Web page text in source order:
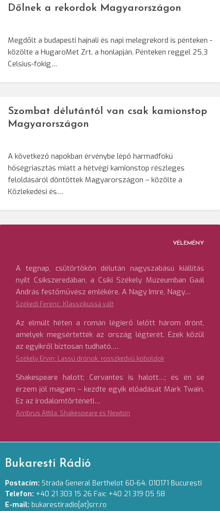
Dőlnek a rekordok Magyarországon
Megdõlt a budapesti hajnali és napi melegrekord is pénteken -
közölte a HugaroMet Zrt. a honlapján. Pénteken reggel 25,3
Celsius-fokig…
Szombat délutántól van csak kamionstop
Magyarországon
A következő napokban érvénybe lépő harmadfokú
hőségriasztás miatt a hétvégi kamionstop részleges
feloldásáról döntöttek Magyarországon – közölte a
Közlekedési és…
VÉLEMÉNY
A tegnap, csütörtökön délután nagyszabású kiállítás
nyílt Csíkszeredában, a Csíki Székely Múzeumban Gaál
András festőművész emlékére. A Nagy Imre, Nagy…
Székedi Ferenc: Klasszikussá vált
Az elmúlt héten a román légierő lelőtt három drónt,
amelyek megsértették az ország légterét. Ezek közül
az egyikről biztosan tudható,…
Székely Ervin: Lassú drónok, rosszkedvű koboldok
Shakespeare halott; Cervantes is halott…; és én se
érzem jól magam – kezdte egyik előadását Mark Twain.
Ez az irodalomtörténeti…
Ambrus Attila: Shakespeare és Newton
Bukaresti Rádió
Postacím: Strada General Berthelot 60-64. 010171 Bucuresti
Telefon: +40 21 303 15 26 Fax: +40 21 319 05 58
E-mail: bukarestiradio[at]srr.ro